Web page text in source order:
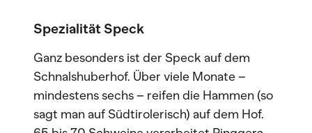
Spezialität Speck
Ganz besonders ist der Speck auf dem
Schnalshuberhof. Über viele Monate –
mindestens sechs – reifen die Hammen (so
sagt man auf Südtirolerisch) auf dem Hof.